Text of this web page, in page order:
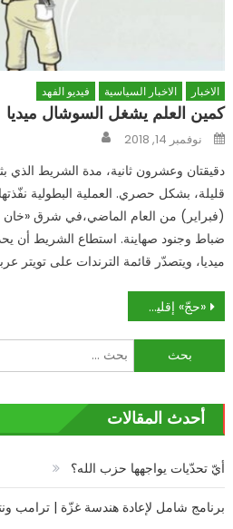
الاخبار الاخبار السياسية فيديو الفهد
كمين العلم يشغل السوشال ميديا
Posted
onنوفمبر 14, 2018
دقيقتان وعشرون ثانية، مدة الشريط الذي
قليلة، بشكل حصري. العملية البطولية
(فبراير) من العام الماضي،في شرق
ضباط وجنود صهاينة. استطاع الشريط أن
ميديا، ويتصدّر قائمة الترندات على تويتر
تصفّح
المقالات
«حجّ» إقليمي ودولي إلى العراق: الاقتصاد يتصدّر أجندة الزوّار
البحث
عن:
أحدث المقالات
أيّ تحدّيات يواجهها حزب الله؟
برنامج شامل لإعادة هندسة غزّة | ترامب